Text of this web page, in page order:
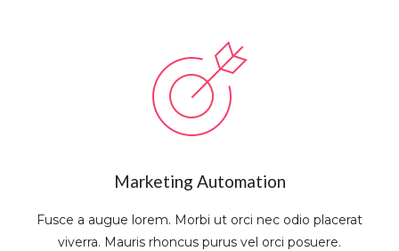
Marketing Automation
Fusce a augue lorem. Morbi ut orci nec odio placerat
viverra. Mauris rhoncus purus vel orci posuere.